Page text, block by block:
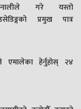
गरे यस्तो
प्रमुख पात्र
एमालेका हेर्नुहोस् २४